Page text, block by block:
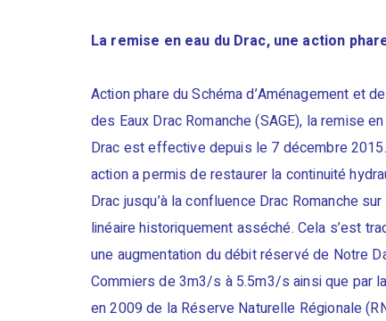
La remise en eau du Drac, une action
Action phare du Schéma d’Aménagement et
des Eaux Drac Romanche (SAGE), la remise
Drac est effective depuis le 7 décembre
action a permis de restaurer la continuité
Drac jusqu’à la confluence Drac Romanche sur
linéaire historiquement asséché. Cela s’est
une augmentation du débit réservé de Notre
Commiers de 3m3/s à 5.5m3/s ainsi que par
en 2009 de la Réserve Naturelle Régionale